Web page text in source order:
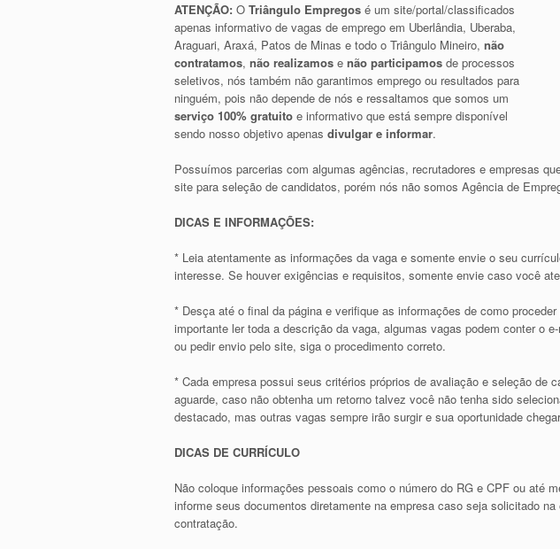
ATENÇÃO: O Triângulo Empregos é um site/portal/classificados
apenas informativo de vagas de emprego em Uberlândia, Uberaba,
Araguari, Araxá, Patos de Minas e todo o Triângulo Mineiro, não
contratamos, não realizamos e não participamos de processos
seletivos, nós também não garantimos emprego ou resultados para
ninguém, pois não depende de nós e ressaltamos que somos um
serviço 100% gratuito e informativo que está sempre disponível
sendo nosso objetivo apenas divulgar e informar.
Possuímos parcerias com algumas agências, recrutadores e empresas
site para seleção de candidatos, porém nós não somos Agência de
DICAS E INFORMAÇÕES:
* Leia atentamente as informações da vaga e somente envie o seu
interesse. Se houver exigências e requisitos, somente envie caso você
* Desça até o final da página e verifique as informações de como
importante ler toda a descrição da vaga, algumas vagas podem conter o
ou pedir envio pelo site, siga o procedimento correto.
* Cada empresa possui seus critérios próprios de avaliação e seleção de
aguarde, caso não obtenha um retorno talvez você não tenha sido
destacado, mas outras vagas sempre irão surgir e sua oportunidade
DICAS DE CURRÍCULO
Não coloque informações pessoais como o número do RG e CPF ou até
informe seus documentos diretamente na empresa caso seja solicitado
contratação.